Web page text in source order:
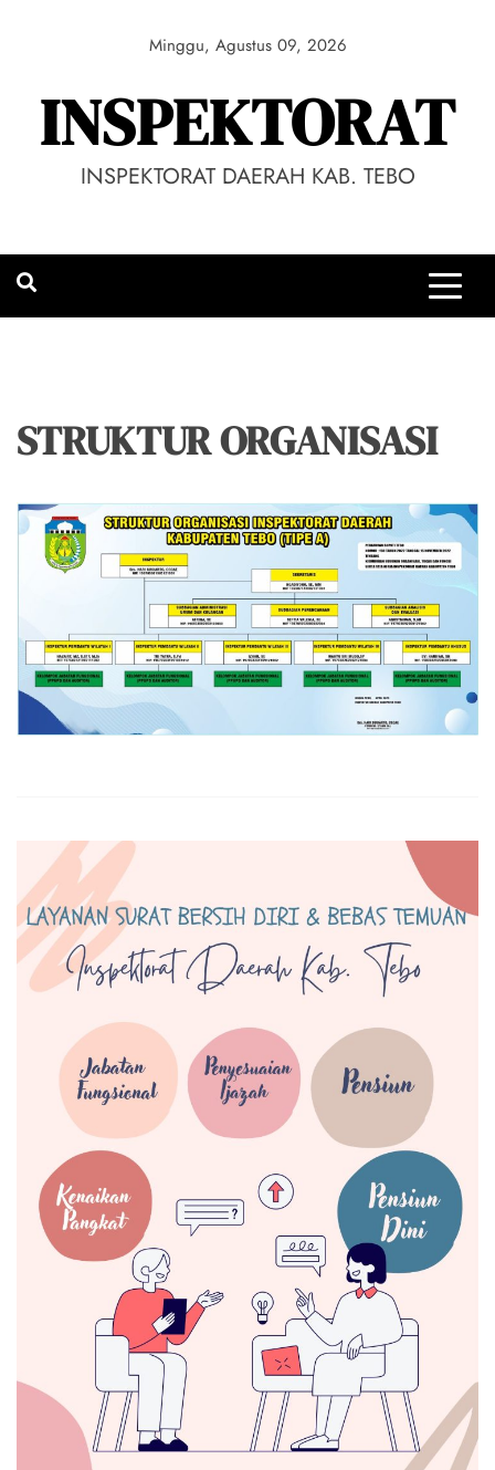
Minggu, Agustus 09, 2026
INSPEKTORAT
INSPEKTORAT DAERAH KAB. TEBO
STRUKTUR ORGANISASI